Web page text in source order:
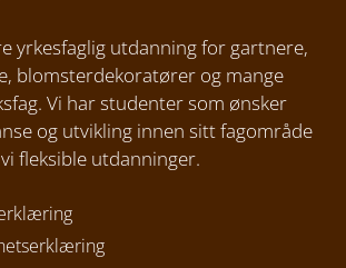
yrkesfaglig utdanning for gartnere,
blomsterdekoratører og mange
Vi har studenter som ønsker
og utvikling innen sitt fagområde
fleksible utdanninger.